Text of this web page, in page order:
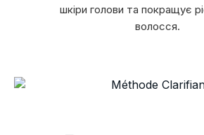
шкіри голови та покращує
волосся.